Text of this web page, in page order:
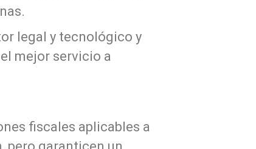
legal y tecnológico y
mejor servicio a
fiscales aplicables a
pero garanticen un